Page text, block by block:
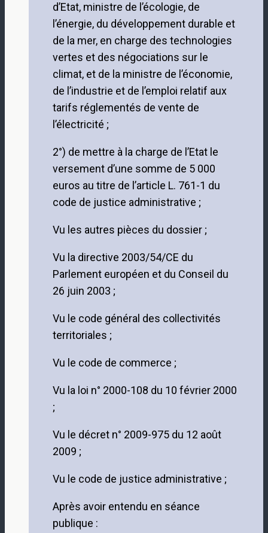
d’Etat, ministre de l’écologie, de
l’énergie, du développement durable et
de la mer, en charge des technologies
vertes et des négociations sur le
climat, et de la ministre de l’économie,
de l’industrie et de l’emploi relatif aux
tarifs réglementés de vente de
l’électricité ;
2°) de mettre à la charge de l’Etat le
versement d’une somme de 5 000
euros au titre de l’article L. 761-1 du
code de justice administrative ;
Vu les autres pièces du dossier ;
Vu la directive 2003/54/CE du
Parlement européen et du Conseil du
26 juin 2003 ;
Vu le code général des collectivités
territoriales ;
Vu le code de commerce ;
Vu la loi n° 2000-108 du 10 février 2000
;
Vu le décret n° 2009-975 du 12 août
2009 ;
Vu le code de justice administrative ;
Après avoir entendu en séance
publique :